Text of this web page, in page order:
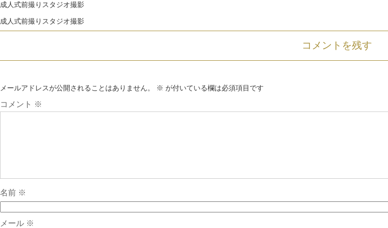
成人式前撮りスタジオ撮影
成人式前撮りスタジオ撮影
コメントを残す
メールアドレスが公開されることはありません。 ※ が付いている欄は必須項目です
コメント ※
名前 ※
メール ※